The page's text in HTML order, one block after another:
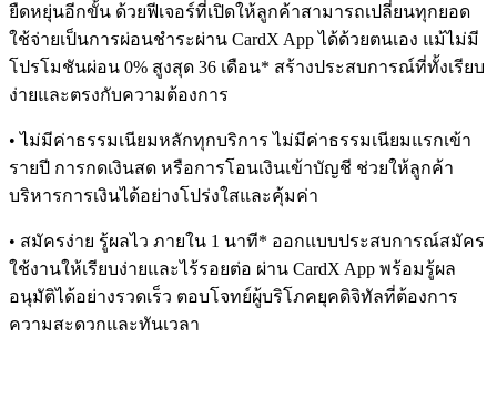
ยืดหยุ่นอีกขั้น ด้วยฟีเจอร์ที่เปิดให้ลูกค้าสามารถเปลี่ยนทุกยอด
ใช้จ่ายเป็นการผ่อนชำระผ่าน CardX App ได้ด้วยตนเอง แม้ไม่มี
โปรโมชันผ่อน 0% สูงสุด 36 เดือน* สร้างประสบการณ์ที่ทั้งเรียบ
ง่ายและตรงกับความต้องการ
• ไม่มีค่าธรรมเนียมหลักทุกบริการ ไม่มีค่าธรรมเนียมแรกเข้า
รายปี การกดเงินสด หรือการโอนเงินเข้าบัญชี ช่วยให้ลูกค้า
บริหารการเงินได้อย่างโปร่งใสและคุ้มค่า
• สมัครง่าย รู้ผลไว ภายใน 1 นาที* ออกแบบประสบการณ์สมัคร
ใช้งานให้เรียบง่ายและไร้รอยต่อ ผ่าน CardX App พร้อมรู้ผล
อนุมัติได้อย่างรวดเร็ว ตอบโจทย์ผู้บริโภคยุคดิจิทัลที่ต้องการ
ความสะดวกและทันเวลา